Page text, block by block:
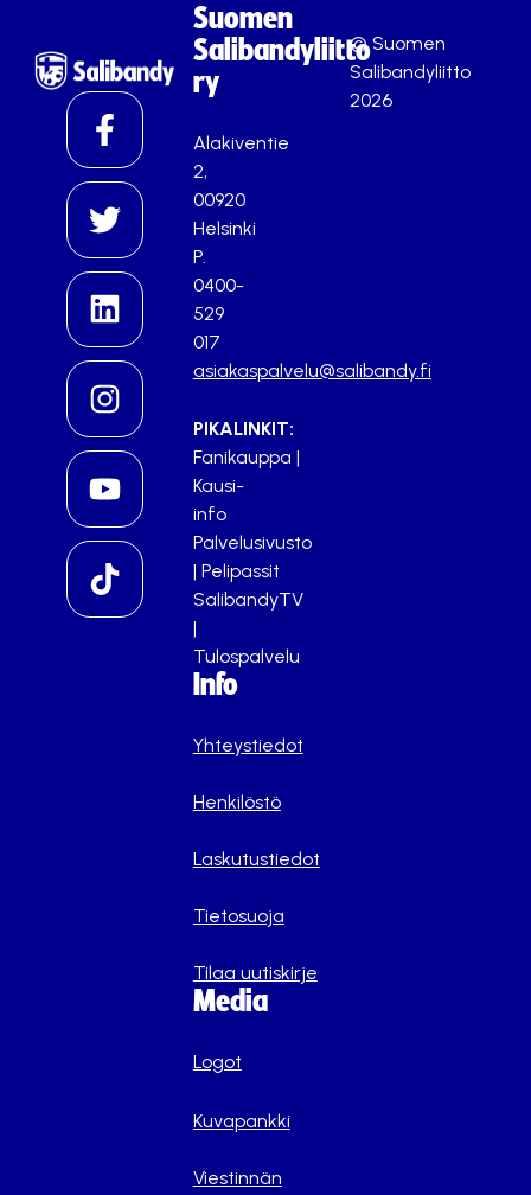
Suomen
Salibandyliitto
ry
Alakiventie
2,
00920
Helsinki
P.
0400-
529
017
asiakaspalvelu@salibandy.fi
PIKALINKIT:
Fanikauppa |
Kausi-
info
Palvelusivusto
| Pelipassit
SalibandyTV
|
Tulospalvelu
Info
Yhteystiedot
Henkilöstö
Laskutustiedot
Tietosuoja
Tilaa uutiskirje
Media
Logot
Kuvapankki
Viestinnän
© Suomen
Salibandyliitto
2026